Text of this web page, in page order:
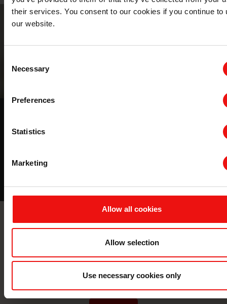
their services. You consent to our cookies if you continue to
our website.
Selection
Necessary
Preferences
Statistics
Marketing
Allow all cookies
Allow selection
Use necessary cookies only
推动医疗技术创新，克服监管和供应障碍
观看视频
联系我们
与全球领先的材料制造商携手，将您的
企业提升到一个新的水平。